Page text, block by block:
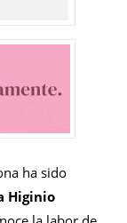
ha sido
Higinio